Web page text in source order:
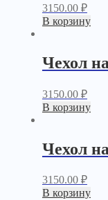
3150.00 ₽
В корзину
Чехол
3150.00 ₽
В корзину
Чехол
3150.00 ₽
В корзину